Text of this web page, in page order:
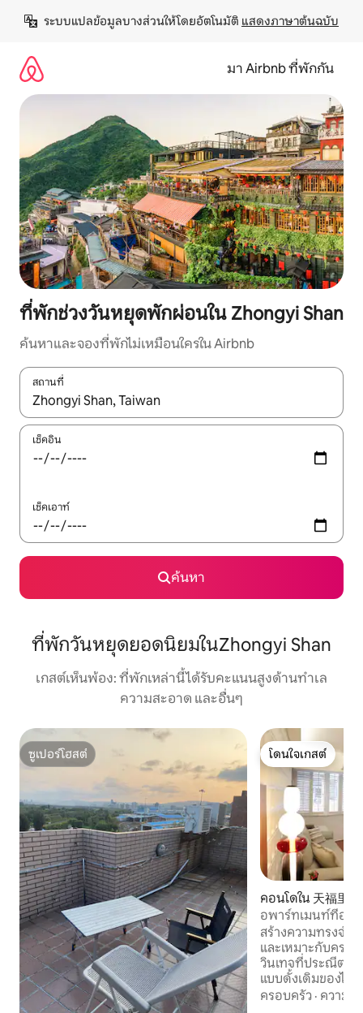
เนื้อหา
ระบบแปลข้อมูลบางส่วนให้โดยอัตโนมัติ แสดงภาษาต้นฉบับ
มา Airbnb ที่พักกัน
ที่พักช่วงวันหยุดพักผ่อนใน Zhongyi Shan
ค้นหาและจองที่พักไม่เหมือนใครใน Airbnb
สถานที่
ใช้ลูกศรขึ้นลง หรือใช้การสัมผัสหรือปัด เพื่อสำรวจผลการค้นหา
เช็คอิน
เช็คเอาท์
ค้นหา
ที่พักวันหยุดยอดนิยมในZhongyi Shan
เกสต์เห็นพ้อง: ที่พักเหล่านี้ได้รับคะแนนสูงด้านทำเล
ความสะอาด และอื่นๆ
ซูเปอร์โฮสต์
ซูเปอร์โฮสต์
โดนใจเกสต์
โดนใจเกสต์
คอนโดใน 天福里
อพาร์ทเมนท์ที่ออ
สง่างามในศูนย์กล
สะดวกสบายกว้าง
สร้างความทรงจำ
และเหมาะกับครอ
วินเทจที่ประณีตต
แบบดั้งเดิมของไท
การออกแบบคลา
ครอบครัว · ความคุ้